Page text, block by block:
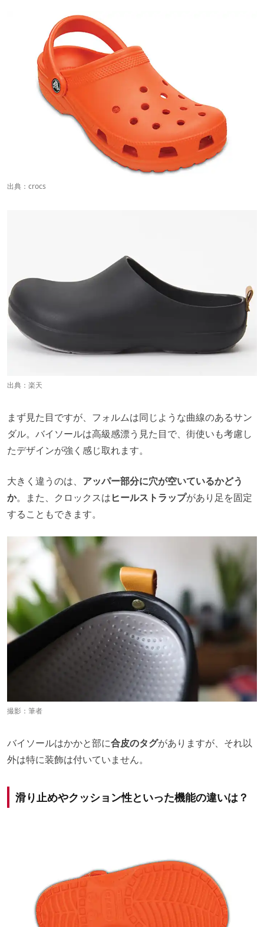
出典： crocs
出典： 楽天
まず見た目ですが、フォルムは同じような曲線のあるサン
ダル。バイソールは高級感漂う見た目で、街使いも考慮し
たデザインが強く感じ取れます。
大きく違うのは、 アッパー部分に穴が空いているかどう
か。また、クロックスはヒールストラップがあり足を固定
することもできます。
撮影：筆者
バイソールはかかと部に合皮のタグがありますが、それ以
外は特に装飾は付いていません。
滑り止めやクッション性といった機能の違いは？